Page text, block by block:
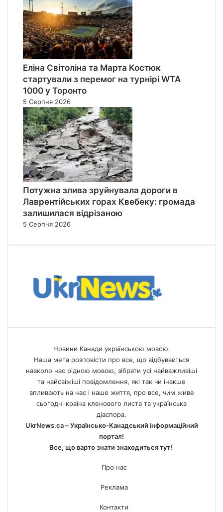
Еліна Світоліна та Марта Костюк
стартували з перемог на турнірі WTA
1000 у Торонто
5 Серпня 2026
Потужна злива зруйнувала дороги в
Лаврентійських горах Квебеку: громада
залишилася відрізаною
5 Серпня 2026
Новини Канади українською мовою.
Наша мета розповісти про все, що відбувається
навколо нас рідною мовою, зібрати усі найважливіші
та найсвіжіші повідомлення, які так чи інакше
впливають на нас і наше життя, про все, чим живе
сьогодні країна кленового листа та українська
діаспора.
UkrNews.ca – Українсько-Канадський інформаційний
портал!
Все, що варто знати знаходиться тут!
Про нас
Реклама
Контакти